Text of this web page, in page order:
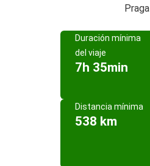
Praga
Duración mínima
del viaje
7h 35min
Distancia mínima
538 km